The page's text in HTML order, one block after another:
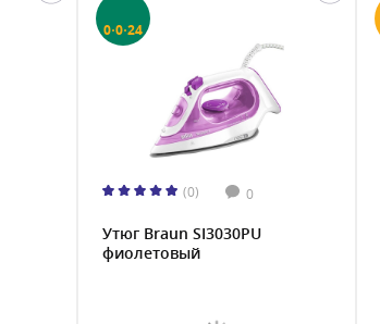
0·0·24
(0) 0
Утюг Braun SI3030PU
фиолетовый